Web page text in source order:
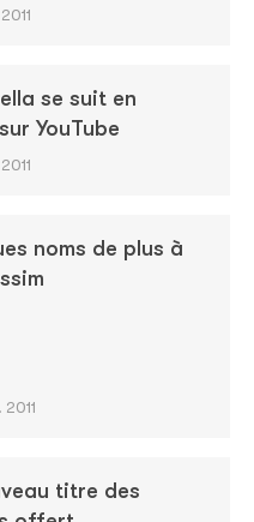
se suit en
YouTube
noms de plus à
titre des